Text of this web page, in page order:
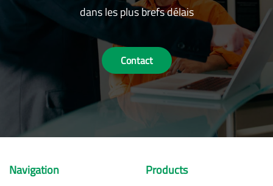
dans les plus brefs délais
Contact
Navigation
Products